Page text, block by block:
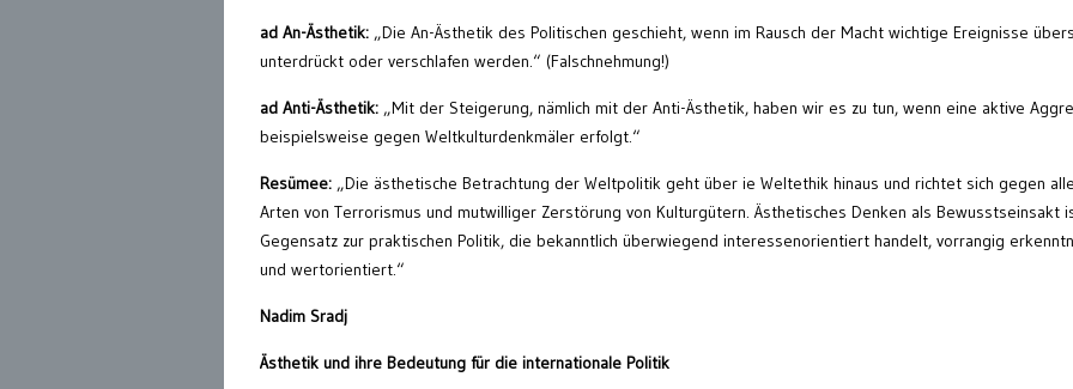
ad An-Ästhetik: „Die An-Ästhetik des Politischen geschieht, wenn im Rausch der Macht wichtige Ereignisse
unterdrückt oder verschlafen werden.“ (Falschnehmung!)
ad Anti-Ästhetik: „Mit der Steigerung, nämlich mit der Anti-Ästhetik, haben wir es zu tun, wenn eine aktive
beispielsweise gegen Weltkulturdenkmäler erfolgt.“
Resümee: „Die ästhetische Betrachtung der Weltpolitik geht über ie Weltethik hinaus und richtet sich gegen alle
Arten von Terrorismus und mutwilliger Zerstörung von Kulturgütern. Ästhetisches Denken als Bewusstseinsakt
Gegensatz zur praktischen Politik, die bekanntlich überwiegend interessenorientiert handelt, vorrangig
und wertorientiert.“
Nadim Sradj
Ästhetik und ihre Bedeutung für die internationale Politik